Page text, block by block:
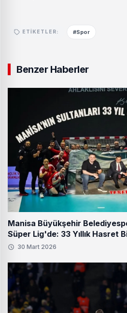
ETIKETLER: #Spor
Benzer Haberler
Manisa Büyükşehir
Süper Lig'de: 33 Yıllık Hasret
30 Mart 2026